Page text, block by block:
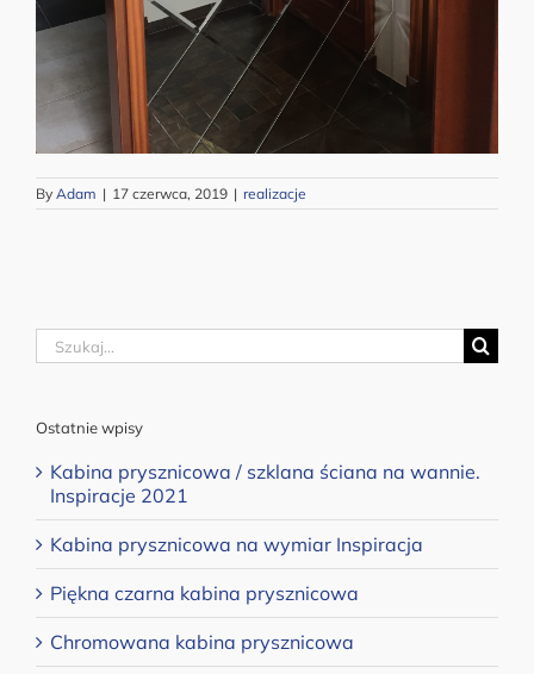
By Adam | 17 czerwca, 2019 | realizacje
Szukaj
Ostatnie wpisy
Kabina prysznicowa / szklana ściana na wannie.
Inspiracje 2021
Kabina prysznicowa na wymiar Inspiracja
Piękna czarna kabina prysznicowa
Chromowana kabina prysznicowa